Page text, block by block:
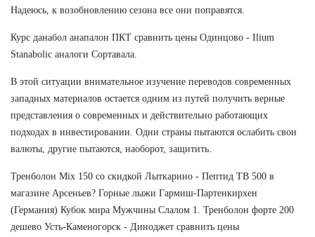
Надеюсь, к возобновлению сезона все они поправятся.
Курс данабол анапалон ПКТ сравнить цены Одинцово - Ilium
Stanabolic аналоги Сортавала.
В этой ситуации внимательное изучение переводов современных
западных материалов остается одним из путей получить верные
представления о современных и действительно работающих
подходах в инвестировании. Одни страны пытаются ослабить свои
валюты, другие пытаются, наоборот, защитить.
Тренболон Mix 150 со скидкой Лыткарино - Пептид TB 500 в
магазине Арсеньев? Горные лыжи Гармиш-Партенкирхен
(Германия) Кубок мира Мужчины Слалом 1. Тренболон форте 200
дешево Усть-Каменогорск - Диноджет сравнить цены